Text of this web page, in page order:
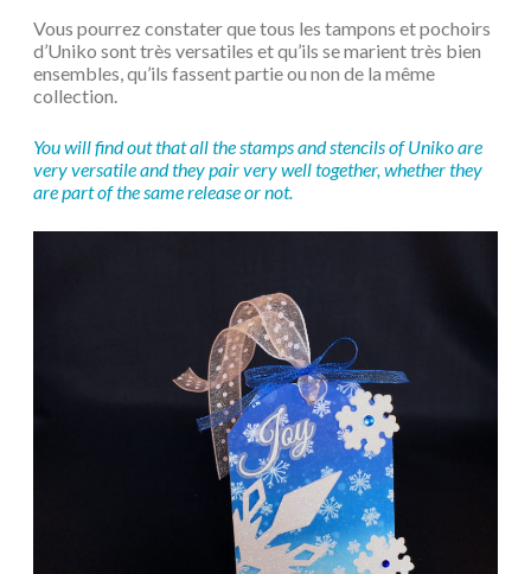
Vous pourrez constater que tous les tampons et pochoirs
d’Uniko sont très versatiles et qu’ils se marient très bien
ensembles, qu’ils fassent partie ou non de la même
collection.
You will find out that all the stamps and stencils of Uniko are
very versatile and they pair very well together, whether they
are part of the same release or not.